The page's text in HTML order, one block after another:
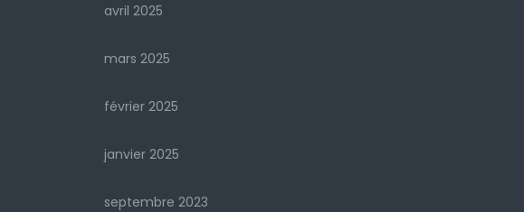
avril 2025
mars 2025
février 2025
janvier 2025
septembre 2023